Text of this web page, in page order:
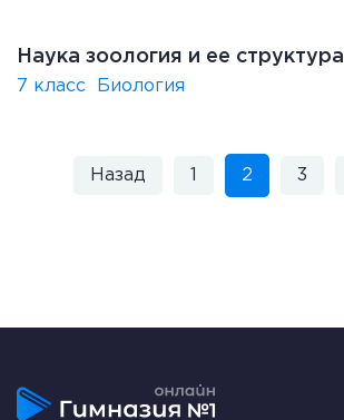
Наука зоология и ее структура
7 класс Биология
Назад 2 3